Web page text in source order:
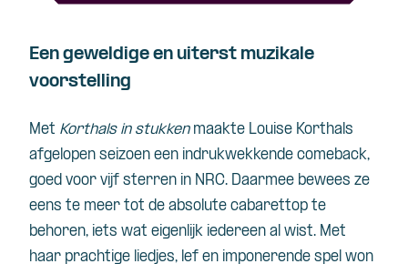
Een geweldige en uiterst muzikale
voorstelling
Met Korthals in stukkenmaakte Louise Korthals
afgelopen seizoen een indrukwekkende comeback,
goed voor vijf sterren in NRC. Daarmee bewees ze
eens te meer tot de absolute cabarettop te
behoren, iets wat eigenlijk iedereen al wist. Met
haar prachtige liedjes, lef en imponerende spel won